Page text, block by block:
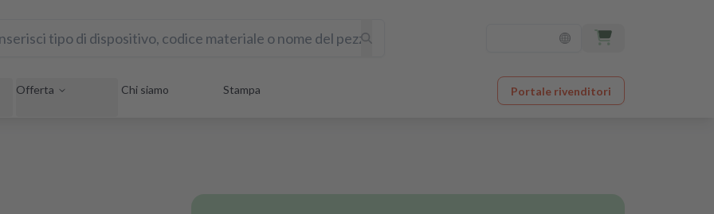
Offerta Chi siamo Stampa Portale rivenditori